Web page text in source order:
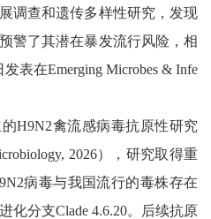
调查和遗传多样性研究，发现
警了其潜在暴发流行风险，相
表在Emerging Microbes & Infe
H9N2禽流感病毒抗原性研究
2026），研究取得重
病毒与我国流行的毒株存在
化分支Clade 4.6.20。后续抗原